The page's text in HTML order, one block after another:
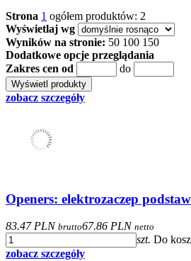
Strona 1 ogółem produktów: 2
Wyświetlaj wg
Wyników na stronie: 50 100 150
Dodatkowe opcje przeglądania
Zakres cen od
do
zobacz szczegóły
Openers: elektrozaczep
83.47 PLN brutto67.86 PLN netto
szt. Do
zobacz szczegóły